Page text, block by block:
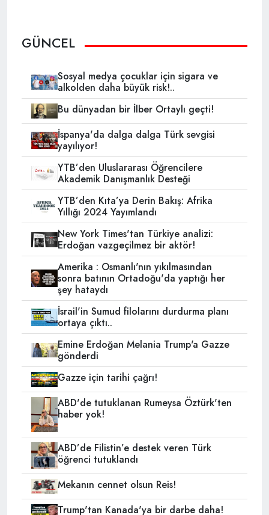
GÜNCEL
Sosyal medya çocuklar için sigara ve
alkolden daha büyük risk!..
Bu dünyadan bir İlber Ortaylı geçti!
İspanya'da dalga dalga Türk sevgisi
yayılıyor!
YTB’den Uluslararası Öğrencilere
Akademik Danışmanlık Desteği
YTB’den Kıta’ya Derin Bakış: Afrika
Yıllığı 2024 Yayımlandı
New York Times'tan Türkiye analizi:
Erdoğan vazgeçilmez bir aktör!
Amerika : Osmanlı'nın yıkılmasından
sonra batının Ortadoğu'da yaptığı her
şey hataydı
İsrail'in Sumud filolarını durdurma planı
ortaya çıktı..
Emine Erdoğan Melania Trump'a Gazze
gönderdi
Gazze için tarihi çağrı!
ABD'de tutuklanan Rumeysa Öztürk'ten
haber yok!
ABD’de Filistin’e destek veren Türk
öğrenci tutuklandı
Mekanın cennet olsun Reis!
Trump'tan Kanada'ya bir darbe daha!